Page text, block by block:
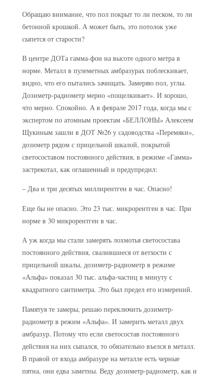
Обращаю внимание, что пол покрыт то ли песком, то ли
бетонной крошкой. А может быть, это потолок уже
сыпется от старости?
В центре ДОТа гамма-фон на высоте одного метра в
норме. Металл в пулеметных амбразурах поблескивает,
видно, что его пытались зачищать. Замеряю пол, углы.
Дозиметр-радиометр мерно «пощелкивает». И хорошо,
что мерно. Спокойно. А в феврале 2017 года, когда мы с
экспертом по атомным проектам «БЕЛЛОНЫ» Алексеем
Щукиным зашли в ДОТ №26 у садоводства «Перемяки»,
дозиметр рядом с прицельной шкалой, покрытой
светосоставом постоянного действия, в режиме «Гамма»
застрекотал, как оглашенный и предупредил:
– Два и три десятых миллирентген в час. Опасно!
Еще бы не опасно. Это 23 тыс. микрорентген в час. При
норме в 30 микрорентген в час.
А уж когда мы стали замерять лохмотья светосостава
постоянного действия, свалившиеся от ветхости с
прицельной шкалы, дозиметр-радиометр в режиме
«Альфа» показал 30 тыс. альфа-частиц в минуту с
квадратного сантиметра. Это был предел его измерений.
Памятуя те замеры, решаю переключить дозиметр-
радиометр в режим «Альфа». И замерить металл двух
амбразур. Потому что если светосостав постоянного
действия на них сыпался, то обязательно въелся в металл.
В правой от входа амбразуре на металле есть черные
пятна, они едва заметны. Веду дозиметр-радиометр, как и